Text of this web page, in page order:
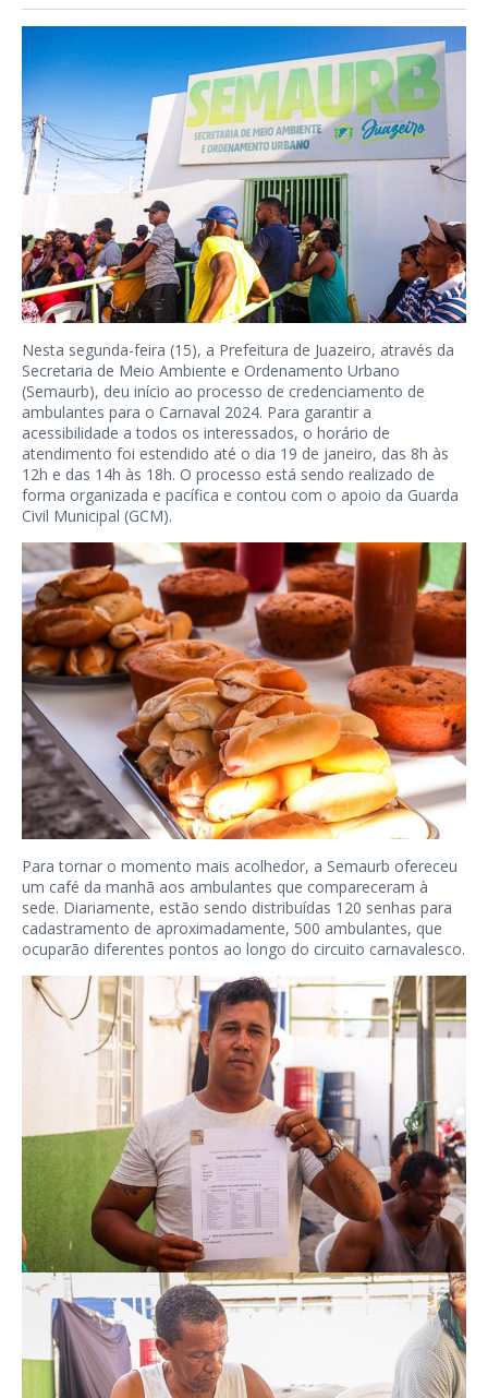
Nesta segunda-feira (15), a Prefeitura de Juazeiro, através da
Secretaria de Meio Ambiente e Ordenamento Urbano
(Semaurb), deu início ao processo de credenciamento de
ambulantes para o Carnaval 2024. Para garantir a
acessibilidade a todos os interessados, o horário de
atendimento foi estendido até o dia 19 de janeiro, das 8h às
12h e das 14h às 18h. O processo está sendo realizado de
forma organizada e pacífica e contou com o apoio da Guarda
Civil Municipal (GCM).
Para tornar o momento mais acolhedor, a Semaurb ofereceu
um café da manhã aos ambulantes que compareceram à
sede. Diariamente, estão sendo distribuídas 120 senhas para
cadastramento de aproximadamente, 500 ambulantes, que
ocuparão diferentes pontos ao longo do circuito carnavalesco.